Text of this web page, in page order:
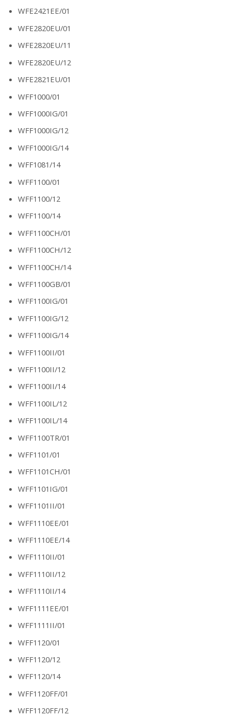
WFE2421EE/01
WFE2820EU/01
WFE2820EU/11
WFE2820EU/12
WFE2821EU/01
WFF1000/01
WFF1000IG/01
WFF1000IG/12
WFF1000IG/14
WFF1081/14
WFF1100/01
WFF1100/12
WFF1100/14
WFF1100CH/01
WFF1100CH/12
WFF1100CH/14
WFF1100GB/01
WFF1100IG/01
WFF1100IG/12
WFF1100IG/14
WFF1100II/01
WFF1100II/12
WFF1100II/14
WFF1100IL/12
WFF1100IL/14
WFF1100TR/01
WFF1101/01
WFF1101CH/01
WFF1101IG/01
WFF1101II/01
WFF1110EE/01
WFF1110EE/14
WFF1110II/01
WFF1110II/12
WFF1110II/14
WFF1111EE/01
WFF1111II/01
WFF1120/01
WFF1120/12
WFF1120/14
WFF1120FF/01
WFF1120FF/12